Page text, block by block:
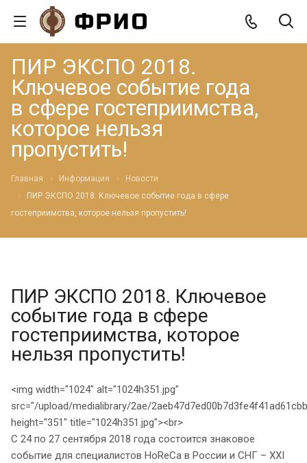
ПИР ЭКСПО 2018.
Ключевое событие года
в сфере гостеприимства,
которое нельзя
пропустить!
Главная Информация
Новости
ПИР ЭКСПО 2018. Ключевое событие года в сфере
гостеприимства, которое нельзя пропустить!
ПИР ЭКСПО 2018. Ключевое
событие года в сфере
гостеприимства, которое
нельзя пропустить!
<img width="1024" alt="1024h351.jpg"
src="/upload/medialibrary/2ae/
height="351" title="1024h351.jpg"><br>
С 24 по 27 сентября 2018 года состоится знаковое
событие для специалистов HoReCa в России и СНГ – XXI